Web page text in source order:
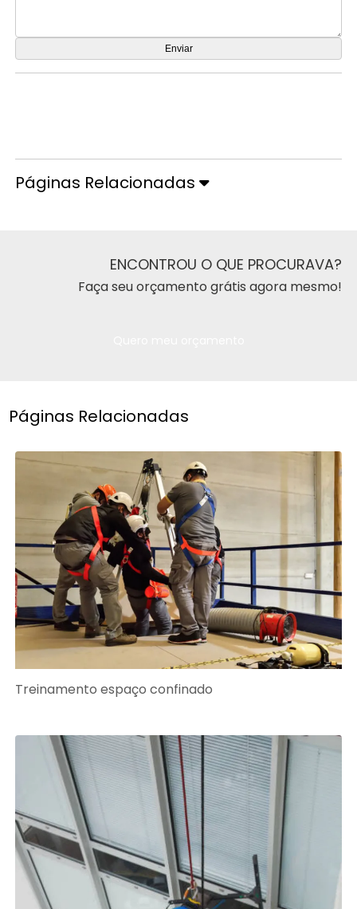
Páginas Relacionadas
ENCONTROU O QUE PROCURAVA?
Faça seu orçamento grátis agora mesmo!
Páginas Relacionadas
Treinamento espaço confinado